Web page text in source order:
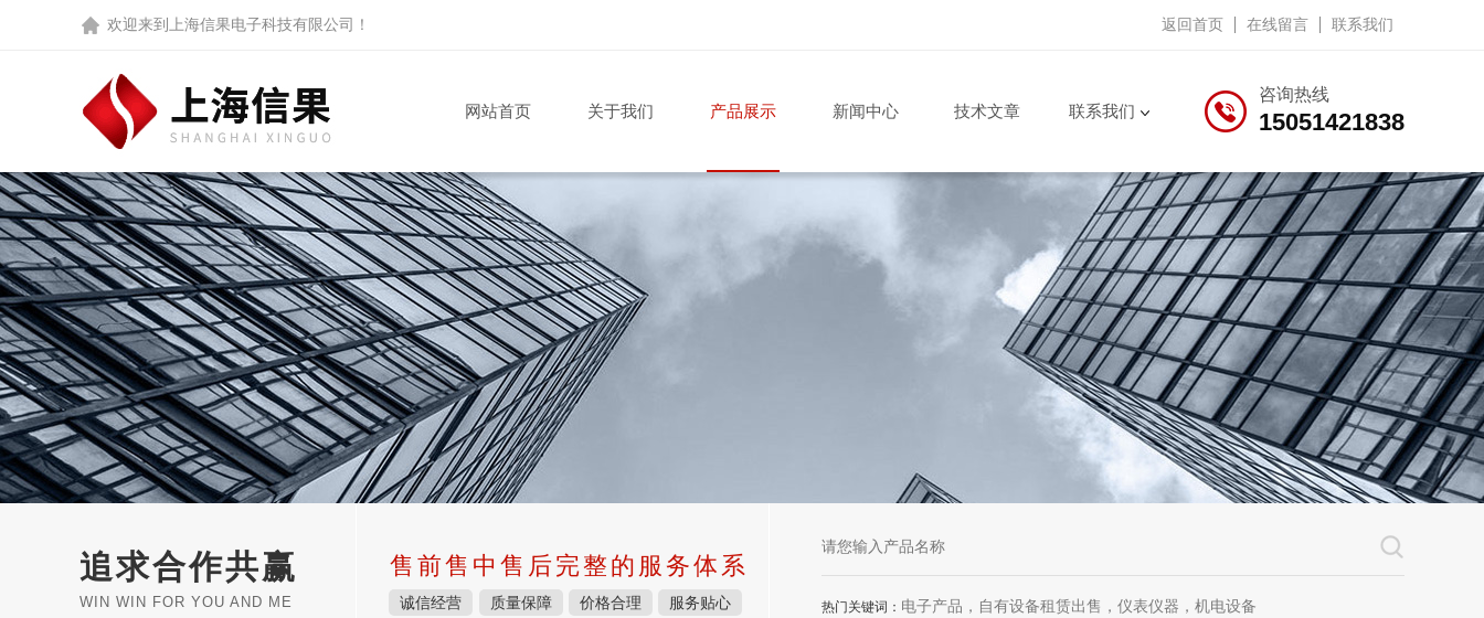
欢迎来到 上海信果电子科技有限公司 ！ 返回首页 在线留言 联系我们
咨询热线
15051421838
网站首页 关于我们 产品展示 新闻中心 技术文章 联系我们
追求合作共赢
WIN WIN FOR YOU AND ME
售前售中售后完整的服务体系
诚信经营 质量保障 价格合理 服务贴心 热门关键词： 电子产品，自有设备租赁出售，仪表仪器，机电设备